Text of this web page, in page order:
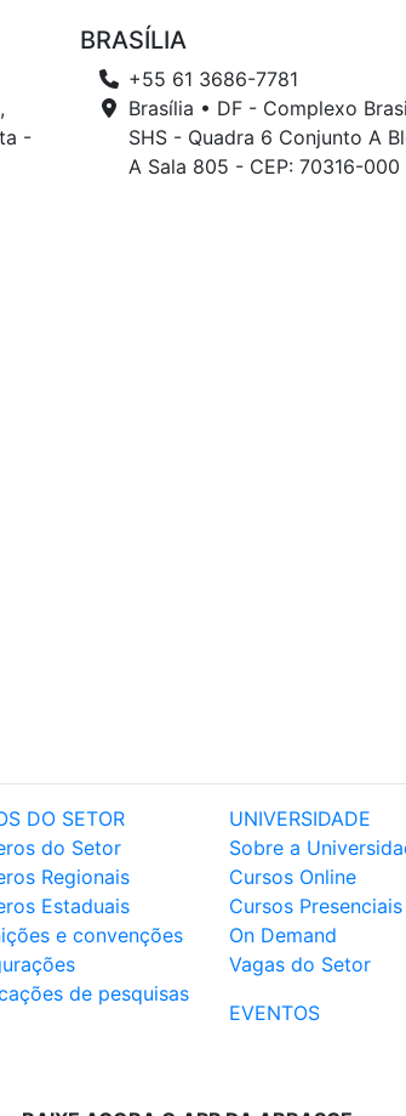
-
BRASÍLIA
+55 61 3686-7781
Brasília • DF - Complexo
SHS - Quadra 6 Conjunto A
A Sala 805 - CEP: 70316-000
DO SETOR
do Setor
Regionais
Estaduais
e convenções
de pesquisas
UNIVERSIDADE
Sobre a
Cursos Online
Cursos Presenciais
On Demand
Vagas do Setor
EVENTOS